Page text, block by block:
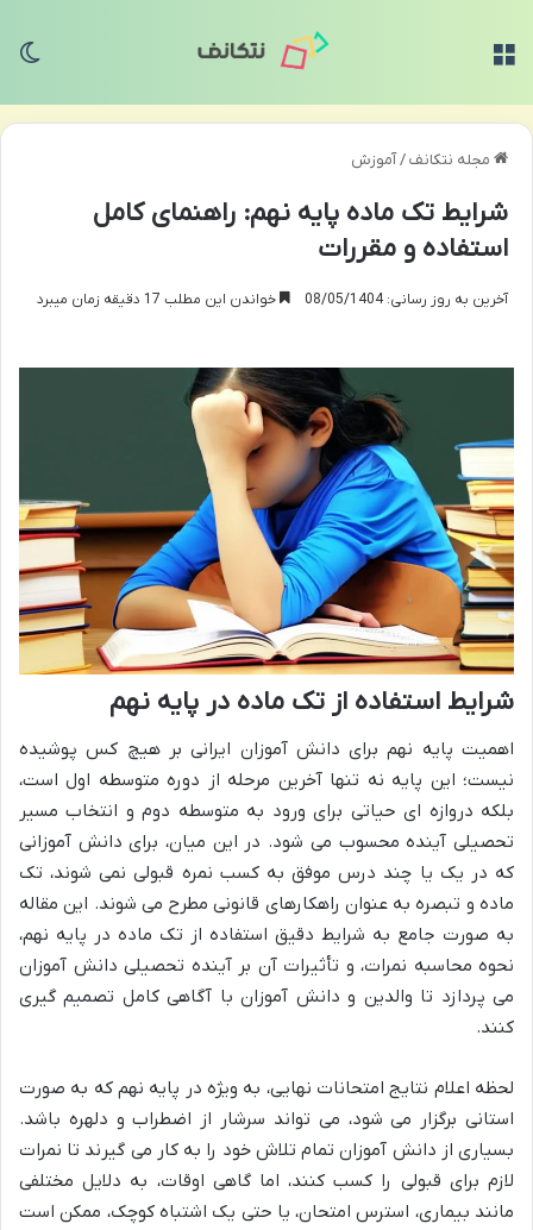
مجله نتکانف/آموزش
شرایط تک ماده پایه نهم: راهنمای کامل
استفاده و مقررات
آخرین به روز رسانی: 08/05/1404 خواندن این مطلب 17 دقیقه زمان میبرد
شرایط استفاده از تک ماده در پایه نهم
اهمیت پایه نهم برای دانش آموزان ایرانی بر هیچ کس پوشیده
نیست؛ این پایه نه تنها آخرین مرحله از دوره متوسطه اول است،
بلکه دروازه ای حیاتی برای ورود به متوسطه دوم و انتخاب مسیر
تحصیلی آینده محسوب می شود. در این میان، برای دانش آموزانی
که در یک یا چند درس موفق به کسب نمره قبولی نمی شوند، تک
ماده و تبصره به عنوان راهکارهای قانونی مطرح می شوند. این مقاله
به صورت جامع به شرایط دقیق استفاده از تک ماده در پایه نهم،
نحوه محاسبه نمرات، و تأثیرات آن بر آینده تحصیلی دانش آموزان
می پردازد تا والدین و دانش آموزان با آگاهی کامل تصمیم گیری
کنند.
لحظه اعلام نتایج امتحانات نهایی، به ویژه در پایه نهم که به صورت
استانی برگزار می شود، می تواند سرشار از اضطراب و دلهره باشد.
بسیاری از دانش آموزان تمام تلاش خود را به کار می گیرند تا نمرات
لازم برای قبولی را کسب کنند، اما گاهی اوقات، به دلایل مختلفی
مانند بیماری، استرس امتحان، یا حتی یک اشتباه کوچک، ممکن است